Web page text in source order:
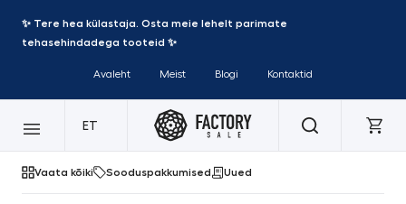
✨ Tere hea külastaja. Osta meie lehelt parimate
tehasehindadega tooteid ✨
Avaleht Meist Blogi Kontaktid
ET
Vaata kõiki Sooduspakkumised Uued